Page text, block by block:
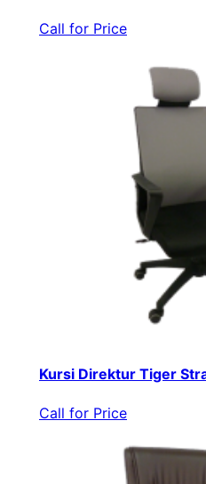
Call for Price
Kursi Direktur Tiger
Call for Price